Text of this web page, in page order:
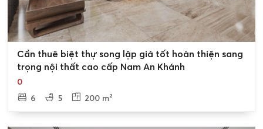
Cần thuê biệt thự song lập giá tốt hoàn thiện sang
trọng nội thất cao cấp Nam An Khánh
0
6
5 200 m²